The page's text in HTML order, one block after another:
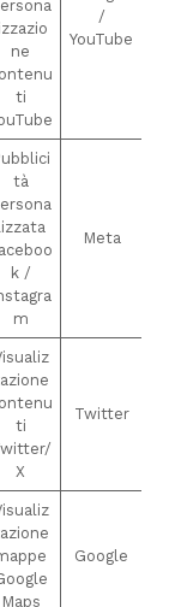
lizzazio
ne
ti
/
YouTube
tà
lizzata
k /
m
Meta
ti
X
Twitter
Maps
Google